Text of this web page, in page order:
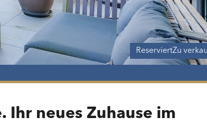
ReserviertZu
Ihr neues Zuhause im